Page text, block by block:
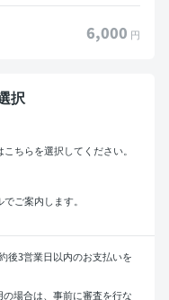
6,000 円
択
ちらを選択してください。
ご案内します。
後3営業日以内のお支払いを
場合は、事前に審査を行な